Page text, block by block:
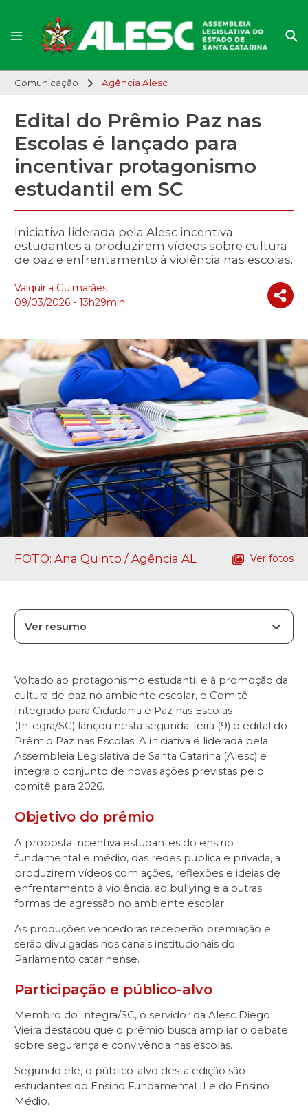
Comunicação Agência Alesc
Edital do Prêmio Paz nas
Escolas é lançado para
incentivar protagonismo
estudantil em SC
Iniciativa liderada pela Alesc incentiva
estudantes a produzirem vídeos sobre cultura
de paz e enfrentamento à violência nas escolas.
Valquíria Guimarães
09/03/2026 - 13h29min
FOTO: Ana Quinto / Agência AL Ver fotos
Ver resumo
Voltado ao protagonismo estudantil e à promoção da
cultura de paz no ambiente escolar, o Comitê
Integrado para Cidadania e Paz nas Escolas
(Integra/SC) lançou nesta segunda-feira (9) o edital do
Prêmio Paz nas Escolas. A iniciativa é liderada pela
Assembleia Legislativa de Santa Catarina (Alesc) e
integra o conjunto de novas ações previstas pelo
comitê para 2026.
Objetivo do prêmio
A proposta incentiva estudantes do ensino
fundamental e médio, das redes pública e privada, a
produzirem vídeos com ações, reflexões e ideias de
enfrentamento à violência, ao bullying e a outras
formas de agressão no ambiente escolar.
As produções vencedoras receberão premiação e
serão divulgadas nos canais institucionais do
Parlamento catarinense.
Participação e público-alvo
Membro do Integra/SC, o servidor da Alesc Diego
Vieira destacou que o prêmio busca ampliar o debate
sobre segurança e convivência nas escolas.
Segundo ele, o público-alvo desta edição são
estudantes do Ensino Fundamental II e do Ensino
Médio.